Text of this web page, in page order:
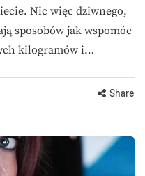
Nic więc dziwnego,
sposobów jak wspomóc
kilogramów i…
Share